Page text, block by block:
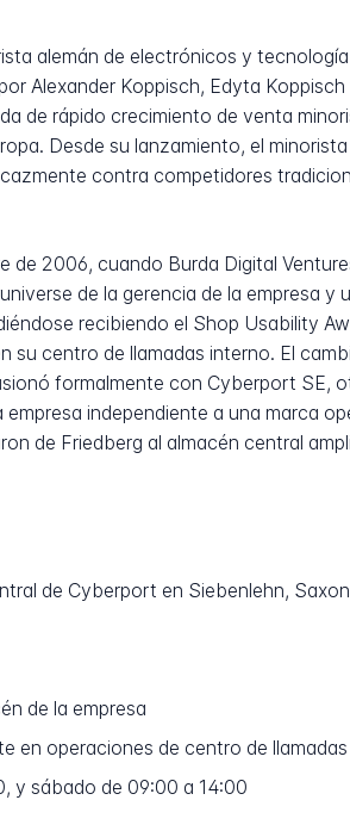
alemán de electrónicos y
Alexander Koppisch, Edyta Koppisch
de rápido crecimiento de venta
Desde su lanzamiento, el
contra competidores
de 2006, cuando Burda Digital
de la gerencia de la empresa y
recibiendo el Shop Usability
su centro de llamadas interno. El
formalmente con Cyberport SE,
independiente a una marca
de Friedberg al almacén central
de Cyberport en Siebenlehn,
de la empresa
en operaciones de centro de llamadas
y sábado de 09:00 a 14:00